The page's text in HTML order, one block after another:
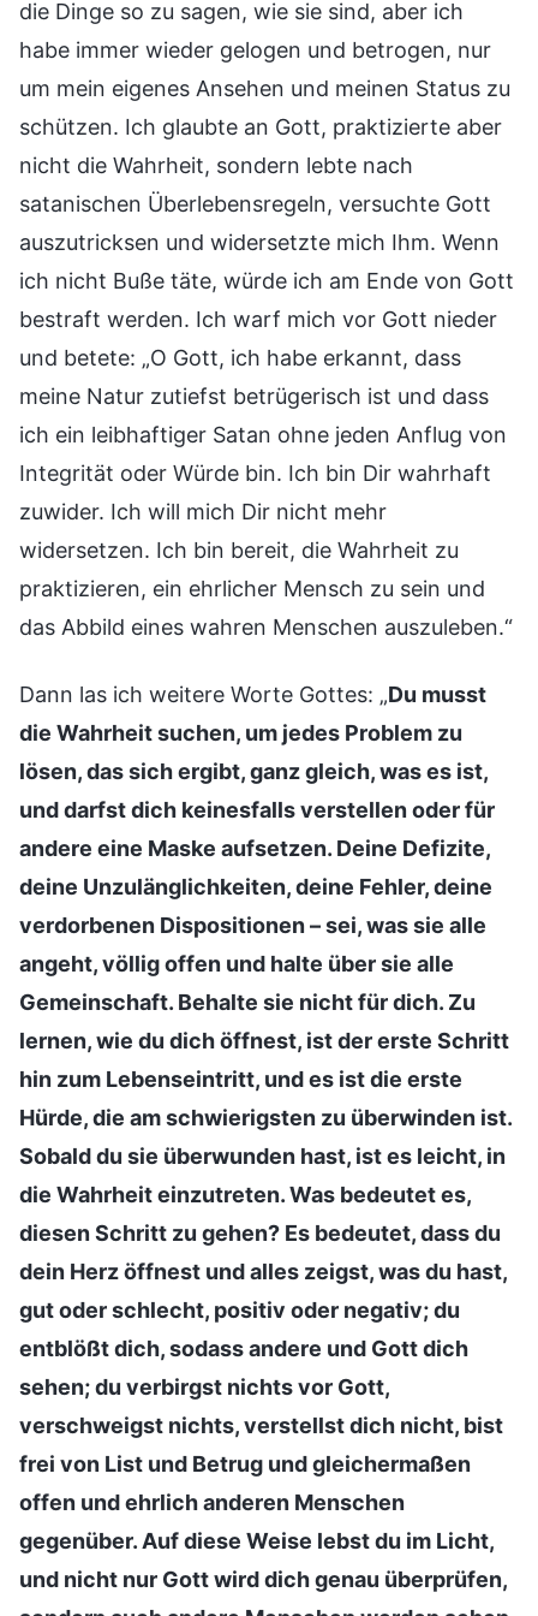
die Dinge so zu sagen, wie sie sind, aber ich
habe immer wieder gelogen und betrogen, nur
um mein eigenes Ansehen und meinen Status zu
schützen. Ich glaubte an Gott, praktizierte aber
nicht die Wahrheit, sondern lebte nach
satanischen Überlebensregeln, versuchte Gott
auszutricksen und widersetzte mich Ihm. Wenn
ich nicht Buße täte, würde ich am Ende von Gott
bestraft werden. Ich warf mich vor Gott nieder
und betete: „O Gott, ich habe erkannt, dass
meine Natur zutiefst betrügerisch ist und dass
ich ein leibhaftiger Satan ohne jeden Anflug von
Integrität oder Würde bin. Ich bin Dir wahrhaft
zuwider. Ich will mich Dir nicht mehr
widersetzen. Ich bin bereit, die Wahrheit zu
praktizieren, ein ehrlicher Mensch zu sein und
das Abbild eines wahren Menschen auszuleben.“
Dann las ich weitere Worte Gottes: „Du musst
die Wahrheit suchen, um jedes Problem zu
lösen, das sich ergibt, ganz gleich, was es ist,
und darfst dich keinesfalls verstellen oder für
andere eine Maske aufsetzen. Deine Defizite,
deine Unzulänglichkeiten, deine Fehler, deine
verdorbenen Dispositionen – sei, was sie alle
angeht, völlig offen und halte über sie alle
Gemeinschaft. Behalte sie nicht für dich. Zu
lernen, wie du dich öffnest, ist der erste Schritt
hin zum Lebenseintritt, und es ist die erste
Hürde, die am schwierigsten zu überwinden ist.
Sobald du sie überwunden hast, ist es leicht, in
die Wahrheit einzutreten. Was bedeutet es,
diesen Schritt zu gehen? Es bedeutet, dass du
dein Herz öffnest und alles zeigst, was du hast,
gut oder schlecht, positiv oder negativ; du
entblößt dich, sodass andere und Gott dich
sehen; du verbirgst nichts vor Gott,
verschweigst nichts, verstellst dich nicht, bist
frei von List und Betrug und gleichermaßen
offen und ehrlich anderen Menschen
gegenüber. Auf diese Weise lebst du im Licht,
und nicht nur Gott wird dich genau überprüfen,